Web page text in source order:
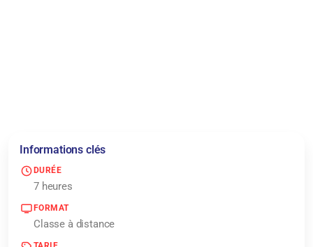
Informations clés
DURÉE
7 heures
FORMAT
Classe à distance